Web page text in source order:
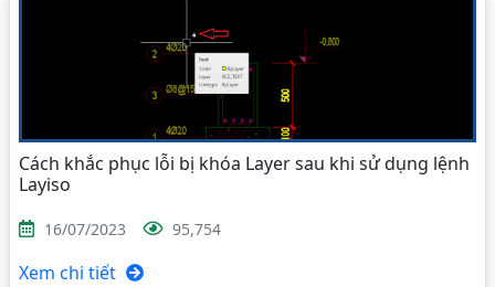
Cách khắc phục lỗi bị khóa Layer sau khi sử dụng lệnh
Layiso
16/07/2023 95,754
Xem chi tiết